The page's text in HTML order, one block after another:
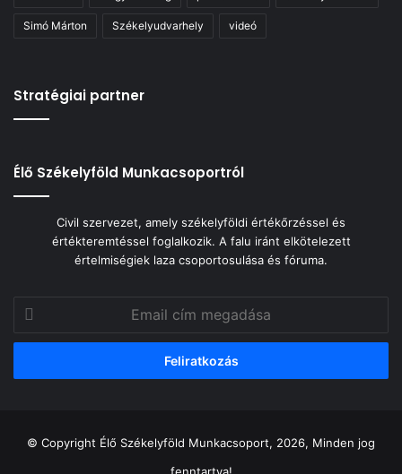
Simó Márton Székelyudvarhely videó
Stratégiai partner
Élő Székelyföld Munkacsoportról
Civil szervezet, amely székelyföldi értékőrzéssel és
értékteremtéssel foglalkozik. A falu iránt elkötelezett
értelmiségiek laza csoportosulása és fóruma.
cím
megadása
© Copyright Élő Székelyföld Munkacsoport, 2026, Minden jog
fenntartva!